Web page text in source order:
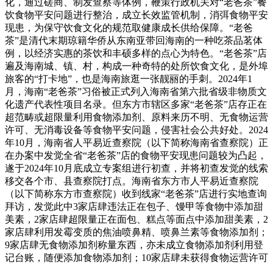
饮食物平安问题进行整治，成立长效监管机制，消弭食物平安
现患，为保守饮食文化的规范取健康成长供给保障。“老爸
茶”是清代末期琼籍华侨从东南亚带回海南的一种吃茶品茗体
例，以经济实惠的茶饮和丰硕多样的点心为特色。“老爸茶”店
遍及海南城、镇、村，构成一种奇特的处所饮食文化，是外埠
旅客的“打卡地”，也是海南旅逛一张靓丽的手刺。2024年1
月，海南“老爸茶”习俗被正式列入海南省第六批省级非物质文
化遗产代表性项目名录。但东方市辖区多家“老爸茶”店存正在
超范畴或超限量利用食物添加剂、原料来历不明、无食物运营
许可、无消毒设备等食物平安问题，侵害社会公共好处。2024
年10月，海南省人平易近查察院（以下简称海南省查察院）正
在办案中发觉全省“老爸茶”店的食物平安现患问题较为凸起，
遂于2024年10月底成立专案组进行初查，并将初查发觉的线索
移交各个市、县查察院打点。海南省东方市人平易近查察院
（以下简称东方市查察院）收到线家“老爸茶”店进行实地查询
拜访，发觉此中3家店肆违法正在包子、馒甲等食物中添加甜
美素，2家店肆超限量正在面包、糕点等面点中添加甜美素，2
家店肆利用发霉变质的焦油喷鼻精、喷鼻兰素等食物添加剂；
9家店肆无食物添加剂称量东西，亦未成立食物添加剂利用登
记台账，随便添加食物添加剂；10家店肆未获得食物运营许可